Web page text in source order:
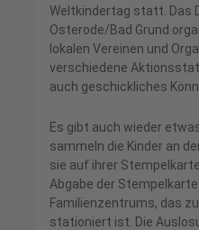
Weltkindertag statt. Das
Osterode/Bad Grund
lokalen Vereinen und
verschiedene
auch geschickliches
Es gibt auch wieder
sammeln die Kinder an
sie auf ihrer
Abgabe der
Familienzentrums, das
stationiert ist. Die